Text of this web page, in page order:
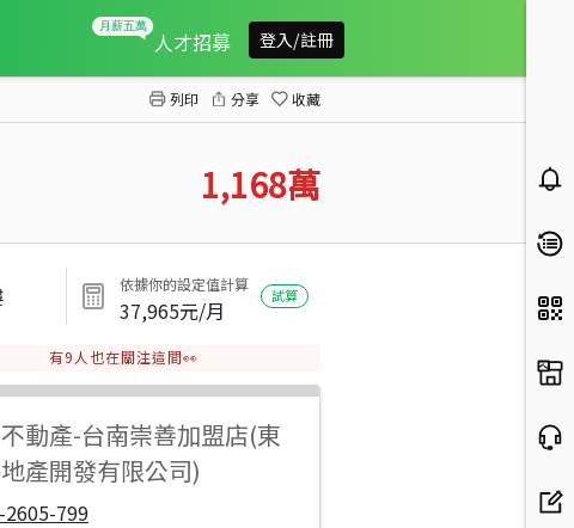
人才招募 登入/註冊
列印 分享 收藏
1,168萬
依據你的設定值計算
37,965元/月
試算
有9 人也在關注這間👀
動產-台南崇善加盟店(東
產開發有限公司)
2605-799